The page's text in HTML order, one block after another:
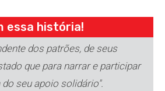
essa história!
dos patrões, de seus
que para narrar e participar
seu apoio solidário".